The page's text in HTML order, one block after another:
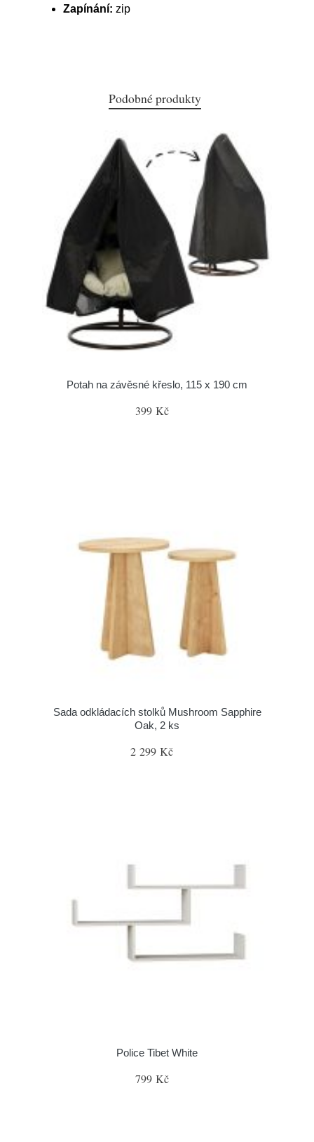
Zapínání: zip
Podobné produkty
Potah na závěsné křeslo, 115 x 190 cm
399 Kč
Sada odkládacích stolků Mushroom Sapphire
Oak, 2 ks
2 299 Kč
Police Tibet White
799 Kč